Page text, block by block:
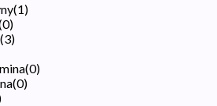
(1)
0)
(3)
(0)
(0)